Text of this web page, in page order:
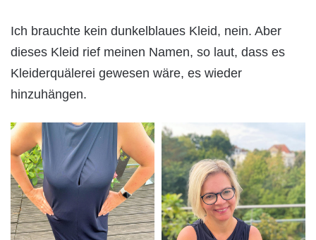
Ich brauchte kein dunkelblaues Kleid, nein. Aber
dieses Kleid rief meinen Namen, so laut, dass es
Kleiderquälerei gewesen wäre, es wieder
hinzuhängen.